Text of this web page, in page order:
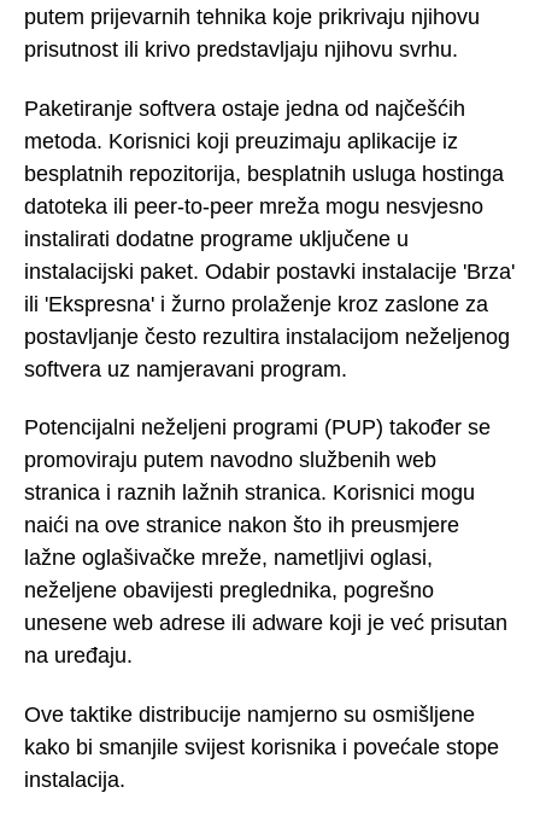
putem prijevarnih tehnika koje prikrivaju njihovu
prisutnost ili krivo predstavljaju njihovu svrhu.
Paketiranje softvera ostaje jedna od najčešćih
metoda. Korisnici koji preuzimaju aplikacije iz
besplatnih repozitorija, besplatnih usluga hostinga
datoteka ili peer-to-peer mreža mogu nesvjesno
instalirati dodatne programe uključene u
instalacijski paket. Odabir postavki instalacije 'Brza'
ili 'Ekspresna' i žurno prolaženje kroz zaslone za
postavljanje često rezultira instalacijom neželjenog
softvera uz namjeravani program.
Potencijalni neželjeni programi (PUP) također se
promoviraju putem navodno službenih web
stranica i raznih lažnih stranica. Korisnici mogu
naići na ove stranice nakon što ih preusmjere
lažne oglašivačke mreže, nametljivi oglasi,
neželjene obavijesti preglednika, pogrešno
unesene web adrese ili adware koji je već prisutan
na uređaju.
Ove taktike distribucije namjerno su osmišljene
kako bi smanjile svijest korisnika i povećale stope
instalacija.